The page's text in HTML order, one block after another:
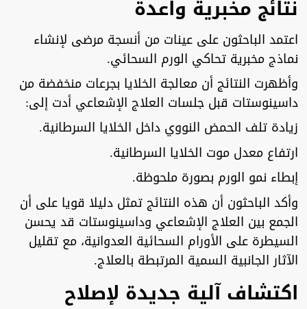
نتائج مخبرية واعدة
اعتمد الباحثون على عينات من أنسجة مرضى لإنشاء
نماذج مخبرية تحاكي الورم السحائي.
وأظهرت النتائج أن معالجة الخلايا بجرعات منخفضة من
داسينوستات قبل جلسات العلاج الإشعاعي أدت إلى:
زيادة تلف الحمض النووي داخل الخلايا السرطانية.
ارتفاع معدل موت الخلايا السرطانية.
إبطاء نمو الورم بصورة ملحوظة.
وأكد الباحثون أن هذه النتائج تمثل دليلا قويا على أن
الجمع بين العلاج الإشعاعي وداسينوستات قد يحسن
السيطرة على الأورام السحائية العدوانية، مع تقليل
الآثار الجانبية السمية المرتبطة بالعلاج.
اكتشاف آلية جديدة لإصلاح